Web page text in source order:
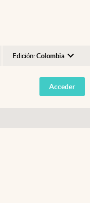
Edición: Colombia
Argentina
España
Acceder